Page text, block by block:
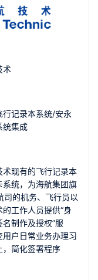
术
行记录本系统/安永
统集成
术现有的飞行记录本
系统，为海航集团旗
司的机务、飞行员以
的工作人员提供“身
制作及授权”服
用户日常业务办理习
，简化签署程序